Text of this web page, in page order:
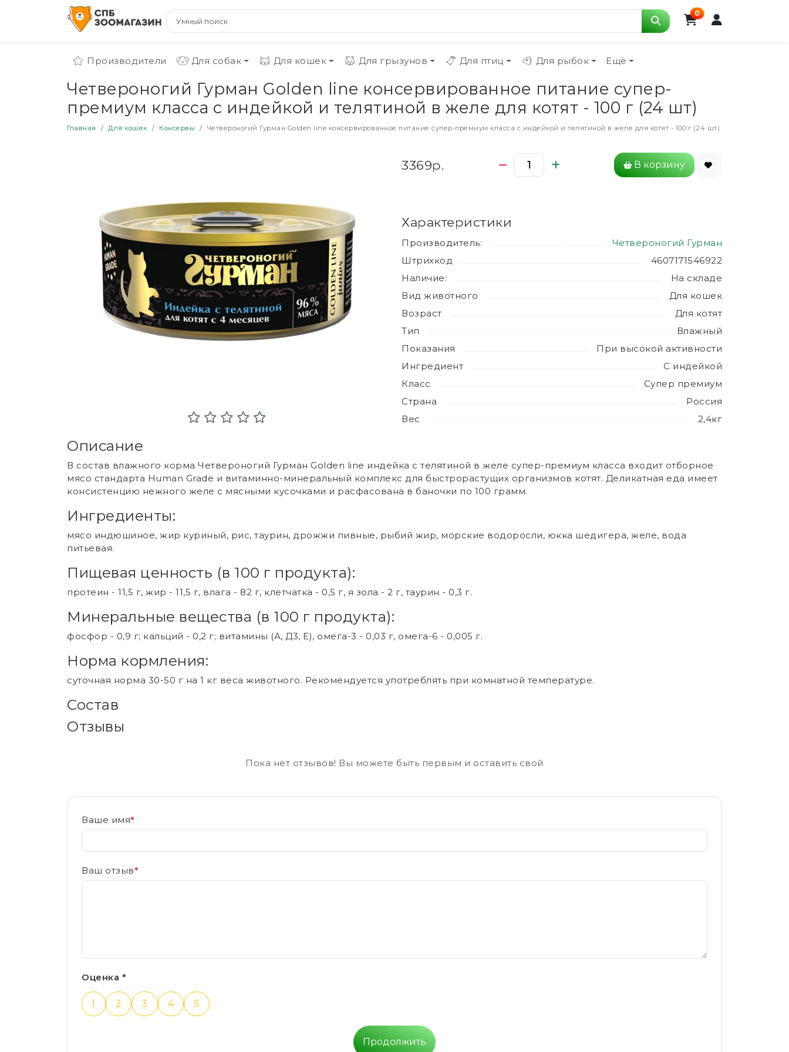
0
Производители Для собак Для кошек Для грызунов Для птиц Для рыбок Ещё
Четвероногий Гурман Golden line консервированное питание супер-
премиум класса с индейкой и телятиной в желе для котят - 100 г (24 шт)
Главная Для кошек Консервы Четвероногий Гурман Golden line консервированное питание супер-премиум класса с индейкой и телятиной в желе для котят - 100 г (24 шт)
3369р. В корзину
Характеристики
Производитель:
Четвероногий Гурман
Штрихкод
4607171546922
Наличие:
На складе
Вид животного
Для кошек
Возраст
Для котят
Тип
Влажный
Показания
При высокой активности
Ингредиент
С индейкой
Класс
Супер премиум
Страна
Россия
Вес
2,4кг
Описание
В состав влажного корма Четвероногий Гурман Golden line индейка с телятиной в желе супер-премиум класса входит отборное
мясо стандарта Human Grade и витаминно-минеральный комплекс для быстрорастущих организмов котят. Деликатная еда имеет
консистенцию нежного желе с мясными кусочками и расфасована в баночки по 100 грамм.
Ингредиенты:
мясо индюшиное, жир куриный, рис, таурин, дрожжи пивные, рыбий жир, морские водоросли, юкка шедигера, желе, вода
питьевая.
Пищевая ценность (в 100 г продукта):
протеин - 11,5 г, жир - 11,5 г, влага - 82 г, клетчатка - 0,5 г, я зола - 2 г, таурин - 0,3 г.
Минеральные вещества (в 100 г продукта):
фосфор - 0,9 г; кальций - 0,2 г; витамины (А, Д3, Е), омега-3 - 0,03 г, омега-6 - 0,005 г.
Норма кормления:
суточная норма 30-50 г на 1 кг веса животного. Рекомендуется употреблять при комнатной температуре.
Состав
Отзывы
Пока нет отзывов! Вы можете быть первым и оставить свой
Ваше имя*
Ваш отзыв*
Оценка *
1 2 3 4 5
Продолжить